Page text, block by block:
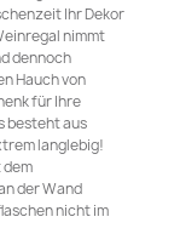
Ihr Dekor
nimmt
dennoch
Hauch von
für Ihre
besteht aus
langlebig!
der Wand
nicht im